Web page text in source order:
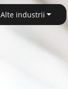
Alte industrii